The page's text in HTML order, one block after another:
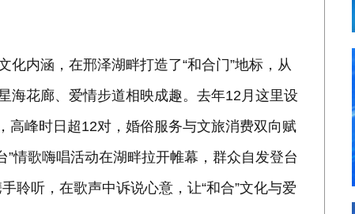
化内涵，在邢泽湖畔打造了“和合门”地标，从
海花廊、爱情步道相映成趣。去年12月这里设
高峰时日超12对，婚俗服务与文旅消费双向赋
情歌嗨唱活动在湖畔拉开帷幕，群众自发登台
聆听，在歌声中诉说心意，让“和合”文化与爱